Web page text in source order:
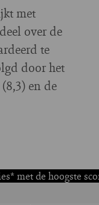
met
over de
te
door het
en de
met de hoogste